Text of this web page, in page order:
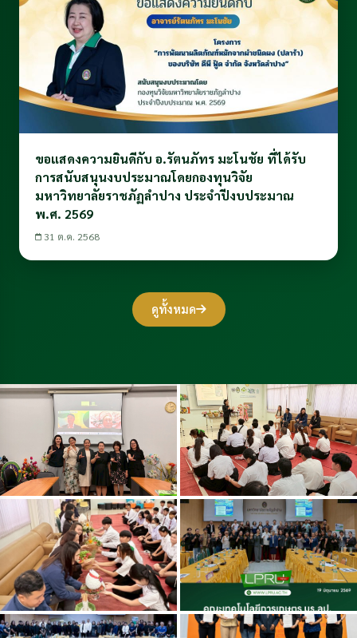
ขอแสดงความยินดีกับ อ.รัตนภัทร มะโนชัย ที่ได้รับ
การสนับสนุนงบประมาณโดยกองทุนวิจัย
มหาวิทยาลัยราชภัฏลำปาง ประจำปีงบประมาณ
พ.ศ. 2569
31 ต.ค. 2568
ดูทั้งหมด